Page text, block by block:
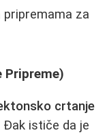
za
Pripreme)
crtanje
ističe da je